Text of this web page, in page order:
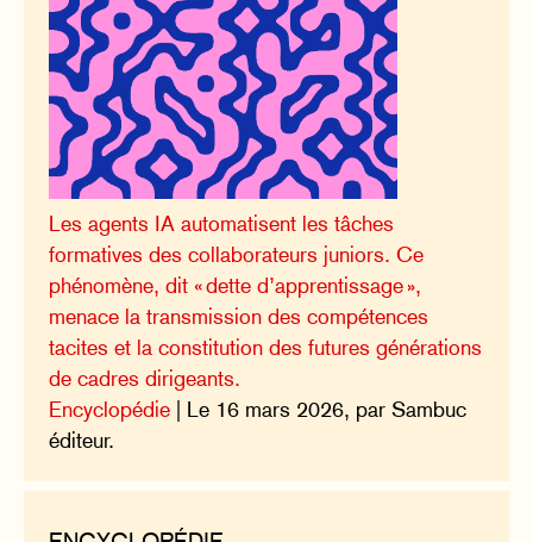
Les agents IA automatisent les tâches
formatives des collaborateurs juniors. Ce
phénomène, dit « dette d’apprentissage »,
menace la transmission des compétences
tacites et la constitution des futures générations
de cadres dirigeants.
Encyclopédie | Le 16 mars 2026, par Sambuc
éditeur.